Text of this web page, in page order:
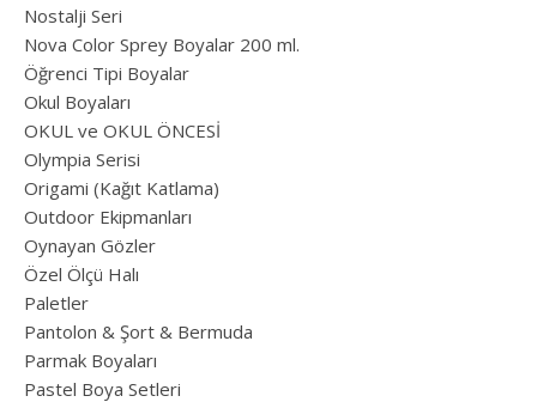
Nostalji Seri
Nova Color Sprey Boyalar 200 ml.
Öğrenci Tipi Boyalar
Okul Boyaları
OKUL ve OKUL ÖNCESİ
Olympia Serisi
Origami (Kağıt Katlama)
Outdoor Ekipmanları
Oynayan Gözler
Özel Ölçü Halı
Paletler
Pantolon & Şort & Bermuda
Parmak Boyaları
Pastel Boya Setleri